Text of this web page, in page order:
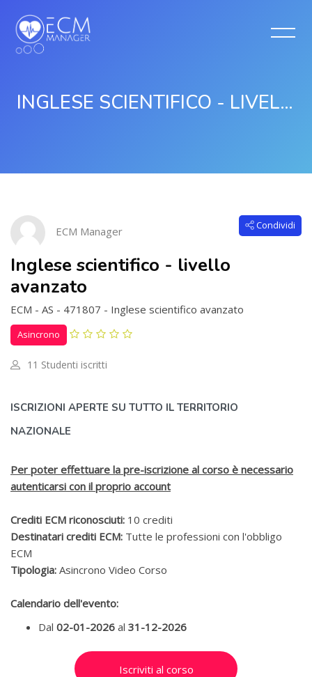
INGLESE SCIENTIFICO - LIVELLO AVANZATO
Salta [Cocoon] Course Intro
ECM Manager Condividi
Inglese scientifico - livello
avanzato
ECM - AS - 471807 - Inglese scientifico avanzato
Asincrono
11 Studenti iscritti
Salta [Cocoon] Custom HTML
ISCRIZIONI APERTE SU TUTTO IL TERRITORIO
NAZIONALE
Per poter effettuare la pre-iscrizione al corso è necessario
autenticarsi con il proprio account
Crediti ECM riconosciuti: 10 crediti
Destinatari crediti ECM: Tutte le professioni con l'obbligo
ECM
Tipologia: Asincrono Video Corso
Calendario dell'evento:
Dal 02-01-2026 al 31-12-2026
Salta [Cocoon] Custom HTML
Iscriviti al corso